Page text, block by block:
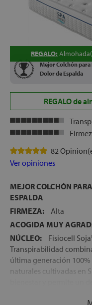
Mejor Colchón para
Dolor de Espalda
REGALO:
REGALO de
82
Ver opiniones
MEJOR COLCHÓN
ESPALDA
FIRMEZA:
Alta
ACOGIDA MUY
NÚCLEO:
Fisiocell
Transpirabilidad
última generación
naturales cultivadas en